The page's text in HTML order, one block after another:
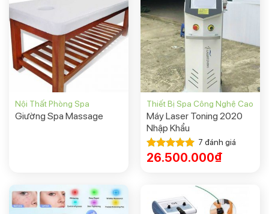
Nội Thất Phòng Spa
Giường Spa Massage
Thiết Bị Spa Công Nghệ Cao
Máy Laser Toning 2020
Nhập Khẩu
Được xếp
7 đánh giá
26.500.000₫